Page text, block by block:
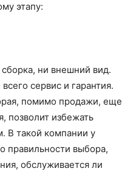
этапу:
ни внешний вид.
сервис и гарантия.
помимо продажи, еще
позволит избежать
В такой компании у
правильности выбора,
обслуживается ли